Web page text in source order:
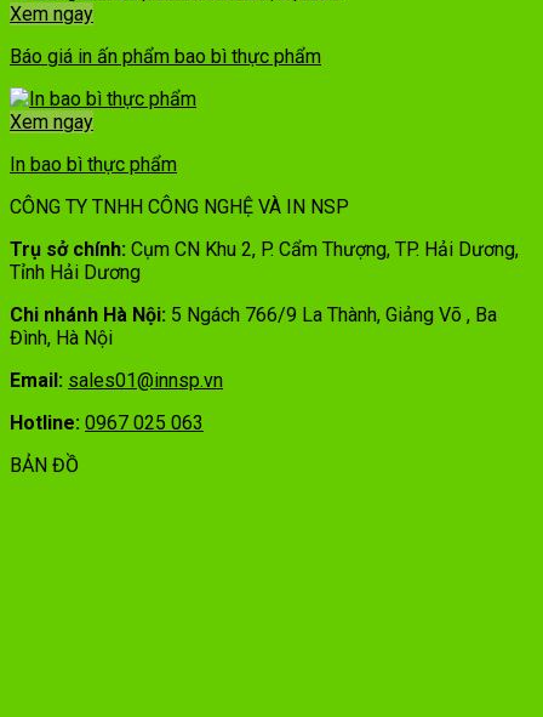
Xem ngay
Báo giá in ấn phẩm bao bì thực phẩm
Xem ngay
In bao bì thực phẩm
CÔNG TY TNHH CÔNG NGHỆ VÀ IN NSP
Trụ sở chính: Cụm CN Khu 2, P. Cẩm Thượng, TP. Hải Dương,
Tỉnh Hải Dương
Chi nhánh Hà Nội: 5 Ngách 766/9 La Thành, Giảng Võ , Ba
Đình, Hà Nội
Email: sales01@innsp.vn
Hotline: 0967 025 063
BẢN ĐỒ